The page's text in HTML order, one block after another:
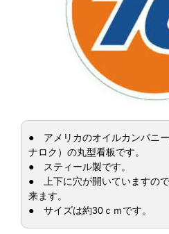
● アメリカのオイルカンパニ
ナロク）の丸型看板です。
● スティール製です。
● 上下に穴が開いていますの
来ます。
● サイズは約30ｃｍです。